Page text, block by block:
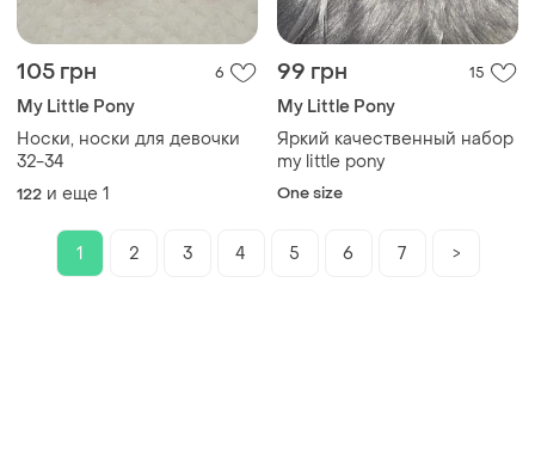
105 грн 6
My Little Pony
Носки, носки для девочки
32-34
122 и еще 1
99 грн 15
My Little Pony
Яркий качественный набор
my little pony
One size
1 2 3 4 5 6 7 >